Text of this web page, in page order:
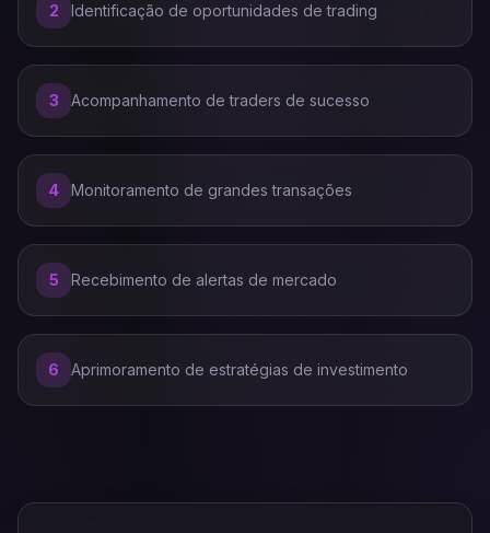
2 Identificação de oportunidades de trading
3 Acompanhamento de traders de sucesso
4 Monitoramento de grandes transações
5 Recebimento de alertas de mercado
6 Aprimoramento de estratégias de investimento